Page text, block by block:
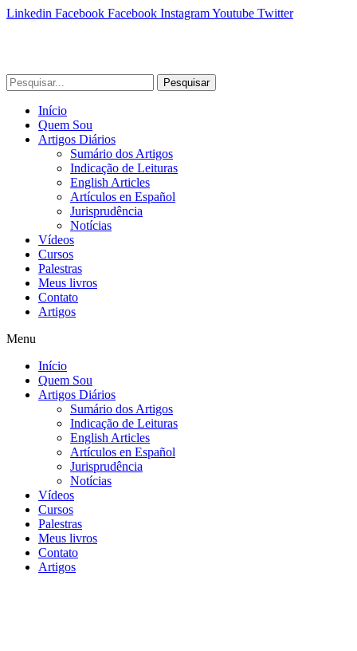
Linkedin Facebook Facebook InstagramYoutube Twitter
Pesquisar
Início
Quem Sou
Artigos Diários
Sumário dos Artigos
Indicação de Leituras
English Articles
Artículos en Español
Jurisprudência
Notícias
Vídeos
Cursos
Palestras
Meus livros
Contato
Artigos
Menu
Início
Quem Sou
Artigos Diários
Sumário dos Artigos
Indicação de Leituras
English Articles
Artículos en Español
Jurisprudência
Notícias
Vídeos
Cursos
Palestras
Meus livros
Contato
Artigos